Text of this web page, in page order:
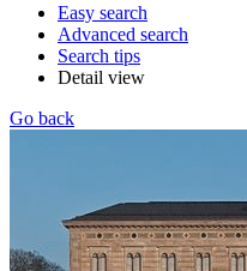
Easy search
Advanced search
Search tips
Detail view
Go back